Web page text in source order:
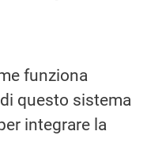
funziona
questo sistema
integrare la